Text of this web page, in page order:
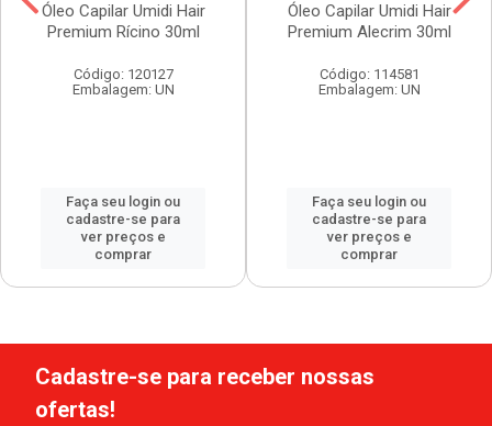
Óleo Capilar Umidi Hair
Premium Rícino 30ml
Código: 120127
Embalagem: UN
Faça seu login ou
cadastre-se para
ver preços e
comprar
Óleo Capilar Umidi Hair
Premium Alecrim 30ml
Código: 114581
Embalagem: UN
Faça seu login ou
cadastre-se para
ver preços e
comprar
Cadastre-se para receber nossas
ofertas!